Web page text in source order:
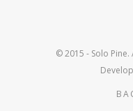
© 2015 - Solo Pine.